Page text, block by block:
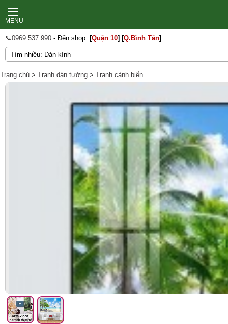
MENU
📞0969.537.990 - Đến shop: [Quận 10] [Q.Bình Tân]
Trang chủ > Tranh dán tường > Tranh cảnh biển